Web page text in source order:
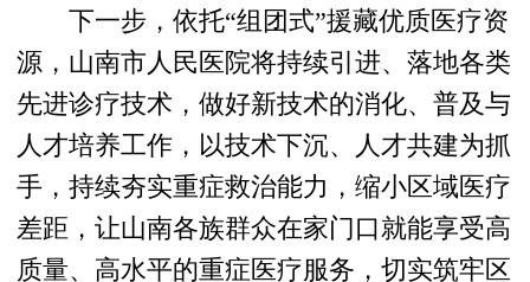
下一步，依托“组团式”援藏优质医疗资
源，山南市人民医院将持续引进、落地各类
先进诊疗技术，做好新技术的消化、普及与
人才培养工作，以技术下沉、人才共建为抓
手，持续夯实重症救治能力，缩小区域医疗
差距，让山南各族群众在家门口就能享受高
质量、高水平的重症医疗服务，切实筑牢区